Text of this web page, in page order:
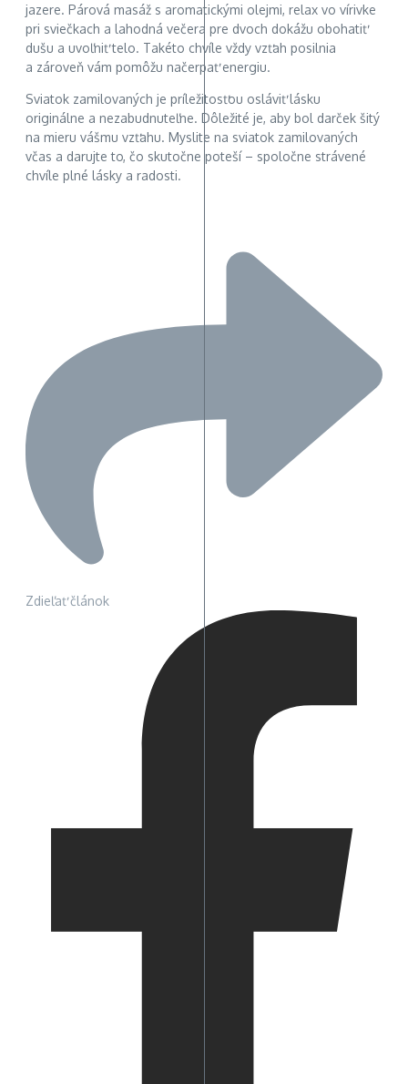
jazere. Párová masáž s aromatickými olejmi, relax vo vírivke
pri sviečkach a lahodná večera pre dvoch dokážu obohatiť
dušu a uvoľniť telo. Takéto chvíle vždy vzťah posilnia
a zároveň vám pomôžu načerpať energiu.
Sviatok zamilovaných je príležitosťou osláviť lásku
originálne a nezabudnuteľne. Dôležité je, aby bol darček šitý
na mieru vášmu vzťahu. Myslite na sviatok zamilovaných
včas a darujte to, čo skutočne poteší – spoločne strávené
chvíle plné lásky a radosti.
Zdieľať článok